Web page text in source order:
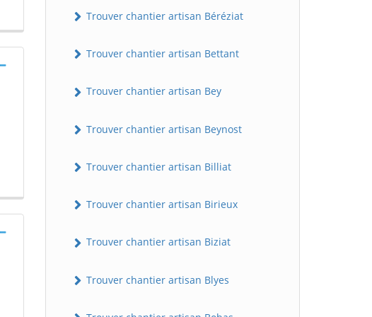
Trouver chantier artisan Béréziat
Trouver chantier artisan Bettant
Trouver chantier artisan Bey
Trouver chantier artisan Beynost
Trouver chantier artisan Billiat
Trouver chantier artisan Birieux
Trouver chantier artisan Biziat
Trouver chantier artisan Blyes